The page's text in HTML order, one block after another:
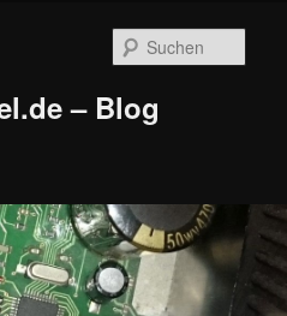
– Blog